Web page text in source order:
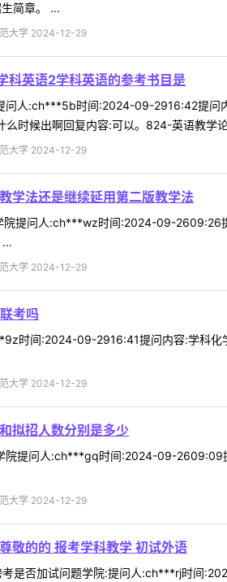
简章。 ...
大学 2024-12-29
科英语2学科英语的参考书目是
问人:ch***5b时间:2024-09-2916:42提问
么时候出啊回复内容:可以。824-英语教学
大学 2024-12-29
学法还是继续延用第二版教学法
提问人:ch***wz时间:2024-09-2609:26
大学 2024-12-29
考吗
时间:2024-09-2916:41提问内容:学科
大学 2024-12-29
拟招人数分别是多少
院提问人:ch***gq时间:2024-09-2609:09
大学 2024-12-29
敬的的 报考学科教学 初试外语
是否加试问题学院:提问人:ch***rj时间